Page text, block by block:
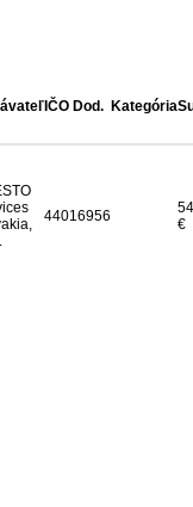
IČO Dod. Kategória
44016956
€